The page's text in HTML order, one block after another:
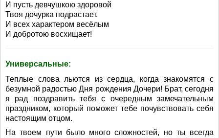
И пусть девчушкою здоровой
Твоя дочурка подрастает.
И всех характером весёлым
И добротою восхищает!
Универсальные:
Теплые слова льются из сердца, когда знакомятся с
безумной радостью Дня рождения Дочери! Брат, сегодня
я рад поздравить тебя с очередным замечательным
праздником, который поможет тебе почувствовать себя
настоящим отцом.
На твоем пути было много сложностей, но ты всегда